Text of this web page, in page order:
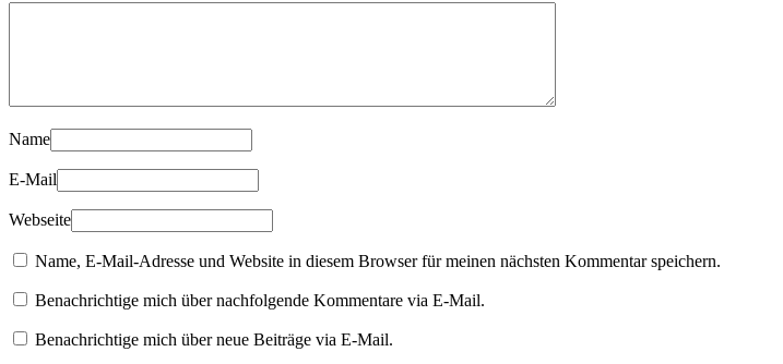
Name
E-Mail
Webseite
Name, E-Mail-Adresse und Website in diesem Browser für meinen nächsten Kommentar speichern.
Benachrichtige mich über nachfolgende Kommentare via E-Mail.
Benachrichtige mich über neue Beiträge via E-Mail.